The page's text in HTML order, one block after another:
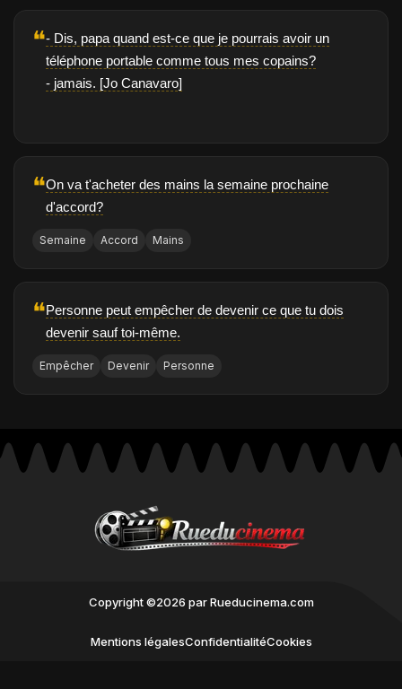
❝- Dis, papa quand est-ce que je pourrais avoir un
téléphone portable comme tous mes copains?
- jamais. [Jo Canavaro]
❝On va t'acheter des mains la semaine prochaine
d'accord?
Semaine Accord Mains
❝Personne peut empêcher de devenir ce que tu dois
devenir sauf toi-même.
Empêcher Devenir Personne
Copyright ©2026 par Rueducinema.com
Mentions légalesConfidentialitéCookies